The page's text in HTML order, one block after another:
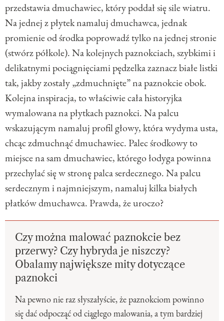
przedstawia dmuchawiec, który poddał się sile wiatru.
Na jednej z płytek namaluj dmuchawca, jednak
promienie od środka poprowadź tylko na jednej stronie
(stwórz półkole). Na kolejnych paznokciach, szybkimi i
delikatnymi pociągnięciami pędzelka zaznacz białe listki
tak, jakby zostały „zdmuchnięte” na paznokcie obok.
Kolejna inspiracja, to właściwie cała historyjka
wymalowana na płytkach paznokci. Na palcu
wskazującym namaluj profil głowy, która wydyma usta,
chcąc zdmuchnąć dmuchawiec. Palec środkowy to
miejsce na sam dmuchawiec, którego łodyga powinna
przechylać się w stronę palca serdecznego. Na palcu
serdecznym i najmniejszym, namaluj kilka białych
płatków dmuchawca. Prawda, że uroczo?
Czy można malować paznokcie bez
przerwy? Czy hybryda je niszczy?
Obalamy największe mity dotyczące
paznokci
Na pewno nie raz słyszałyście, że paznokciom powinno
się dać odpocząć od ciągłego malowania, a tym bardziej